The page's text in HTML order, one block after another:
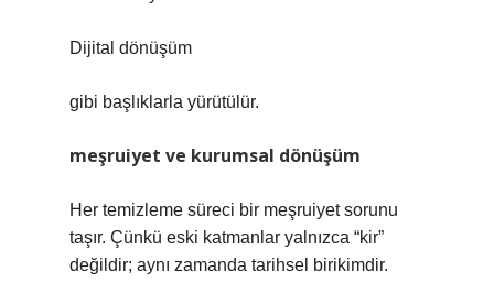
Dijital dönüşüm
gibi başlıklarla yürütülür.
meşruiyet ve kurumsal dönüşüm
Her temizleme süreci bir meşruiyet sorunu
taşır. Çünkü eski katmanlar yalnızca “kir”
değildir; aynı zamanda tarihsel birikimdir.